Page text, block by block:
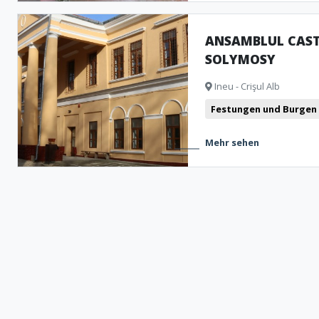
ANSAMBLUL
SOLYMOSY
Ineu - Crişul Alb
Festungen und Burgen
Mehr sehen